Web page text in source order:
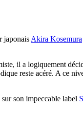
japonais Akira Kosemura
il a logiquement
reste acéré. A ce
son impeccable label